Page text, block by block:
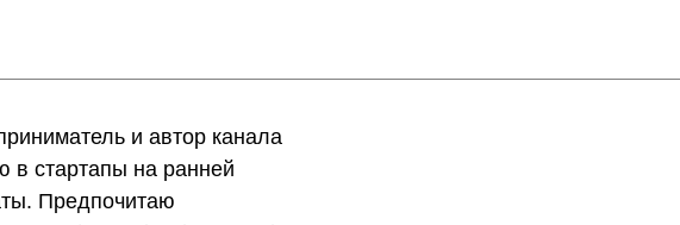
и автор канала
в стартапы на ранней
Предпочитаю